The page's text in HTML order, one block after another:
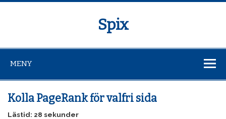
Spix
MENY
Kolla PageRank för valfri sida
Lästid: 28 sekunder